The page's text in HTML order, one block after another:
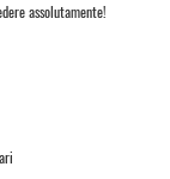
assolutamente!